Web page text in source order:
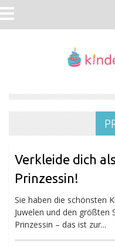
Verkleide dich
Prinzessin!
Sie haben die schönsten
Juwelen und den größten
Prinzessin – das ist zur...